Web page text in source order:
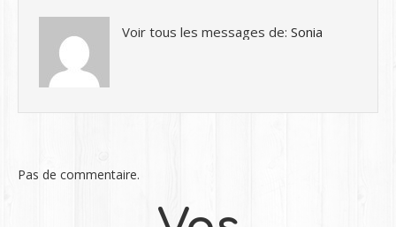
Voir tous les messages de: Sonia
Pas de commentaire.